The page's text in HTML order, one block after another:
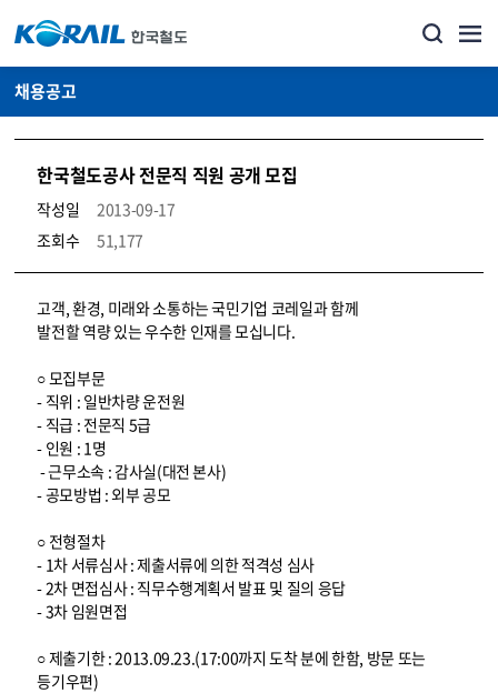
채용공고
한국철도공사 전문직 직원 공개 모집
작성일
2013-09-17
조회수
51,177
코레일소개_경영공시_채용공고 상세보기 – 내용, 파일, 담당자 연락처로 구성
고객, 환경, 미래와 소통하는 국민기업 코레일과 함께
발전할 역량 있는 우수한 인재를 모십니다.
○ 모집부문
- 직위 : 일반차량 운전원
- 직급 : 전문직 5급
- 인원 : 1명
- 근무소속 : 감사실(대전 본사)
- 공모방법 : 외부 공모
○ 전형절차
- 1차 서류심사 : 제출서류에 의한 적격성 심사
- 2차 면접심사 : 직무수행계획서 발표 및 질의 응답
- 3차 임원면접
○ 제출기한 : 2013.09.23.(17:00까지 도착 분에 한함, 방문 또는
등기우편)